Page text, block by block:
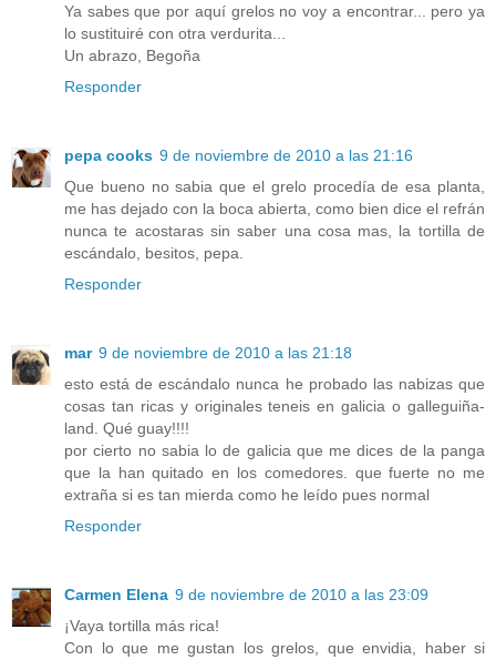
Ya sabes que por aquí grelos no voy a encontrar... pero ya
lo sustituiré con otra verdurita...
Un abrazo, Begoña
Responder
pepa cooks 9 de noviembre de 2010 a las 21:16
Que bueno no sabia que el grelo procedía de esa planta,
me has dejado con la boca abierta, como bien dice el refrán
nunca te acostaras sin saber una cosa mas, la tortilla de
escándalo, besitos, pepa.
Responder
mar 9 de noviembre de 2010 a las 21:18
esto está de escándalo nunca he probado las nabizas que
cosas tan ricas y originales teneis en galicia o galleguiña-
land. Qué guay!!!!
por cierto no sabia lo de galicia que me dices de la panga
que la han quitado en los comedores. que fuerte no me
extraña si es tan mierda como he leído pues normal
Responder
Carmen Elena 9 de noviembre de 2010 a las 23:09
¡Vaya tortilla más rica!
Con lo que me gustan los grelos, que envidia, haber si